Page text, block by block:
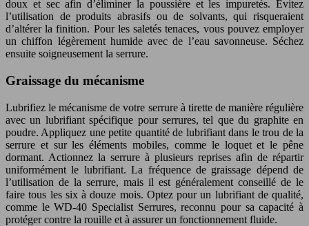
doux et sec afin d’éliminer la poussière et les impuretés. Évitez
l’utilisation de produits abrasifs ou de solvants, qui risqueraient
d’altérer la finition. Pour les saletés tenaces, vous pouvez employer
un chiffon légèrement humide avec de l’eau savonneuse. Séchez
ensuite soigneusement la serrure.
Graissage du mécanisme
Lubrifiez le mécanisme de votre serrure à tirette de manière régulière
avec un lubrifiant spécifique pour serrures, tel que du graphite en
poudre. Appliquez une petite quantité de lubrifiant dans le trou de la
serrure et sur les éléments mobiles, comme le loquet et le pêne
dormant. Actionnez la serrure à plusieurs reprises afin de répartir
uniformément le lubrifiant. La fréquence de graissage dépend de
l’utilisation de la serrure, mais il est généralement conseillé de le
faire tous les six à douze mois. Optez pour un lubrifiant de qualité,
comme le WD-40 Specialist Serrures, reconnu pour sa capacité à
protéger contre la rouille et à assurer un fonctionnement fluide.